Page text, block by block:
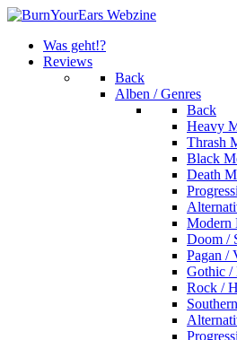
Was geht!?
Reviews
Back
Alben / Genres
Back
Heavy
Thrash
Black
Death
Modern
Doom /
Pagan /
Gothic /
Rock /